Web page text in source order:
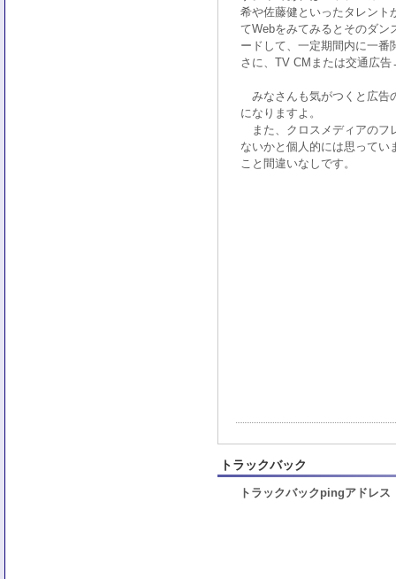
希や佐藤健といったタレント
てWebをみてみるとそのダン
ードして、一定期間内に一番
さに、TV CMまたは交通広
みなさんも気がつくと広告
になりますよ。
また、クロスメディアのフ
ないかと個人的には思ってい
こと間違いなしです。
トラックバック
トラックバックpingアドレス